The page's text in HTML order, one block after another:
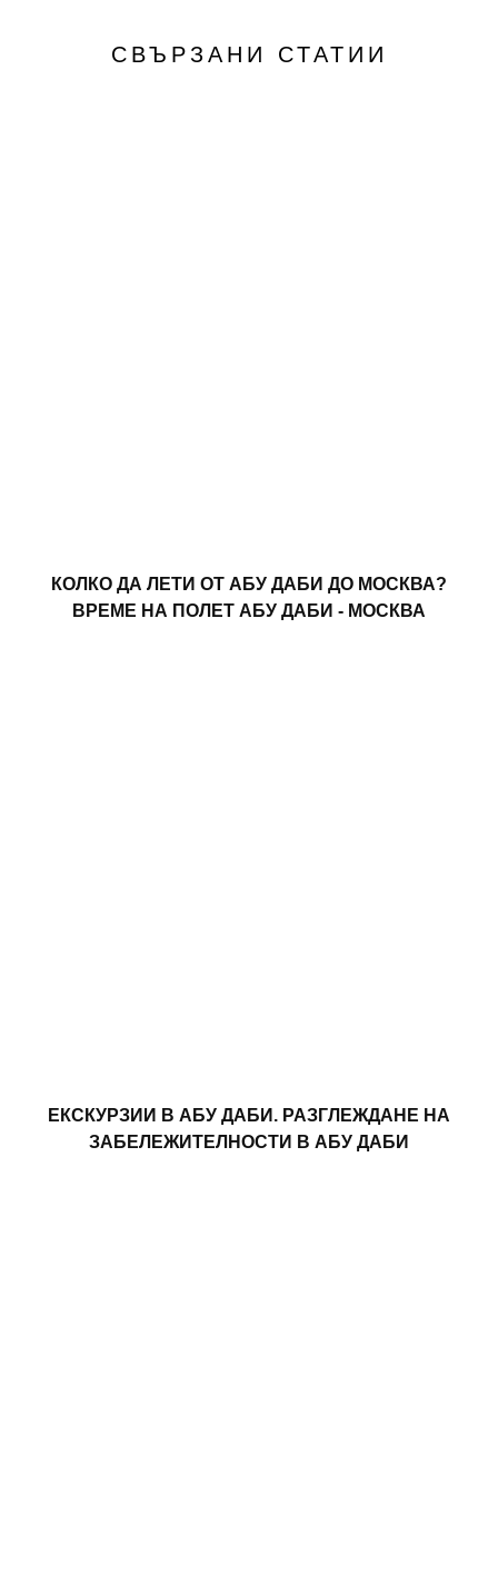
СВЪРЗАНИ СТАТИИ
КОЛКО ДА ЛЕТИ ОТ АБУ ДАБИ ДО МОСКВА?
ВРЕМЕ НА ПОЛЕТ АБУ ДАБИ - МОСКВА
ЕКСКУРЗИИ В АБУ ДАБИ. РАЗГЛЕЖДАНЕ НА
ЗАБЕЛЕЖИТЕЛНОСТИ В АБУ ДАБИ